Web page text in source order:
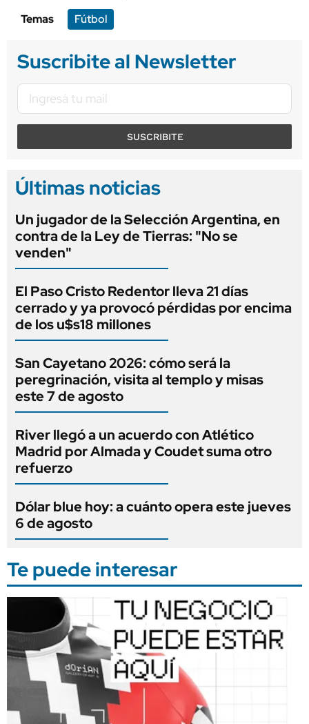
Temas
Fútbol
Suscribite al Newsletter
SUSCRIBITE
Últimas noticias
Un jugador de la Selección Argentina, en
contra de la Ley de Tierras: "No se
venden"
El Paso Cristo Redentor lleva 21 días
cerrado y ya provocó pérdidas por encima
de los u$s18 millones
San Cayetano 2026: cómo será la
peregrinación, visita al templo y misas
este 7 de agosto
River llegó a un acuerdo con Atlético
Madrid por Almada y Coudet suma otro
refuerzo
Dólar blue hoy: a cuánto opera este jueves
6 de agosto
Te puede interesar